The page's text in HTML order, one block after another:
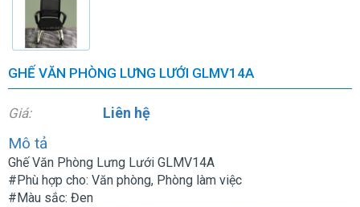
GHẾ VĂN PHÒNG LƯNG LƯỚI GLMV14A
Giá: Liên hệ
Mô tả
Ghế Văn Phòng Lưng Lưới GLMV14A
#Phù hợp cho: Văn phòng, Phòng làm việc
#Màu sắc: Đen